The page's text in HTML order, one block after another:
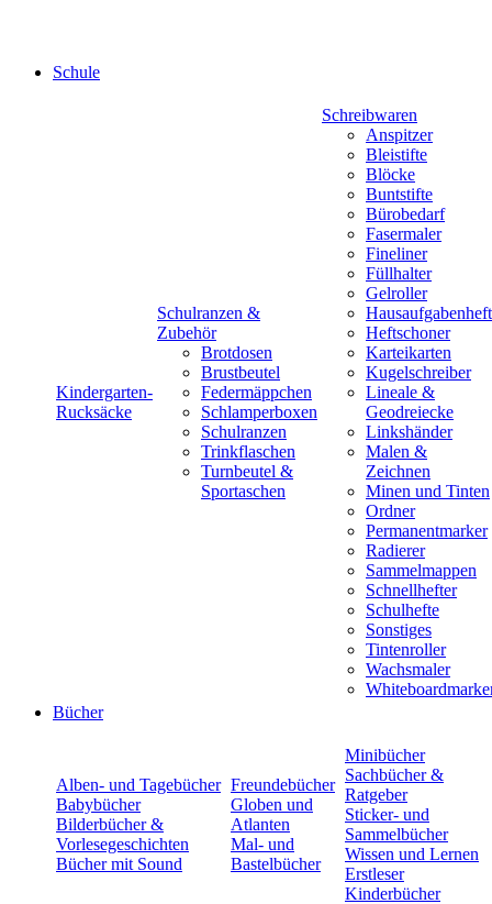
Schule
Kindergarten-
Rucksäcke
Schulranzen &
Zubehör
Brotdosen
Brustbeutel
Federmäppchen
Schlamperboxen
Schulranzen
Trinkflaschen
Turnbeutel &
Sportaschen
Schreibwaren
Anspitzer
Bleistifte
Blöcke
Buntstifte
Bürobedarf
Fasermaler
Fineliner
Füllhalter
Gelroller
Hausaufgabenheft
Heftschoner
Karteikarten
Kugelschreiber
Lineale &
Geodreiecke
Linkshänder
Malen &
Zeichnen
Minen und Tinten
Ordner
Permanentmarker
Radierer
Sammelmappen
Schnellhefter
Schulhefte
Sonstiges
Tintenroller
Wachsmaler
Bücher
Alben- und Tagebücher
Babybücher
Bilderbücher &
Vorlesegeschichten
Bücher mit Sound
Freundebücher
Globen und
Atlanten
Mal- und
Bastelbücher
Minibücher
Sachbücher &
Ratgeber
Sticker- und
Sammelbücher
Wissen und Lernen
Erstleser
Kinderbücher